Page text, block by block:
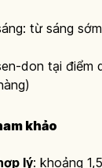
từ sáng
don tại điểm
khảo
lý: khoảng